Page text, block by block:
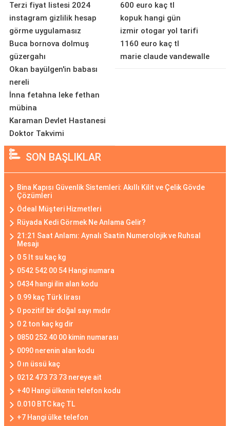
Terzi fiyat listesi 2024
instagram gizlilik hesap
görme uygulamasız
Buca bornova dolmuş
güzergahı
Okan bayülgen'in babası
nereli
İnna fetahna leke fethan
mübina
Karaman Devlet Hastanesi
Doktor Takvimi
600 euro kaç tl
kopuk hangi gün
izmir otogar yol tarifi
1160 euro kaç tl
marie claude vandewalle
SON BAŞLIKLAR
Bina Kapısı Güvenlik Sistemleri: Akıllı Kilit ve Çelik Gövde
Çözümleri
Ödeal Müşteri Hizmetleri
Rüyada Kedi Görmek Ne Anlama Gelir?
21:21 Saat Anlamı: Aynalı Saatin Numerolojik ve Ruhsal
Mesajı
0 5 lt su kaç kg
0542 542 00 54 Hangi numara
0434 hangi ilin alan kodu
0.99 kaç Türk lirası
0 pozitif bir doğal sayı mıdır
0 2 ton kaç kg dir
0850 252 40 00 kimin numarası
0090 nerenin alan kodu
0 ın üssü kaç
0212 473 73 73 nereye ait
+40 Hangi ülkenin telefon kodu
0.010 BTC kaç TL
+7 Hangi ülke telefon